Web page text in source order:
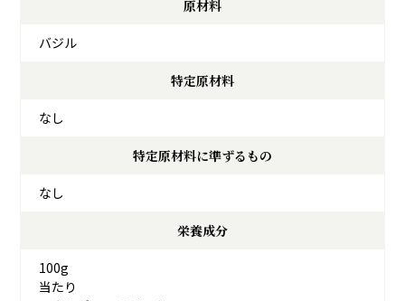
原材料
バジル
特定原材料
なし
特定原材料に準ずるもの
なし
栄養成分
100g
当たり